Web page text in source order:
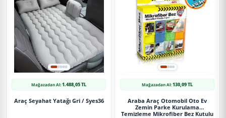
Mağazadan Al:1.488,05 TL
Araç Seyahat Yatağı Gri / Syes36
Mağazadan Al:130,09 TL
Araba Araç Otomobil Oto Ev
Zemin Parke Kurulama
Temizleme Mikrofiber Bez Kutulu